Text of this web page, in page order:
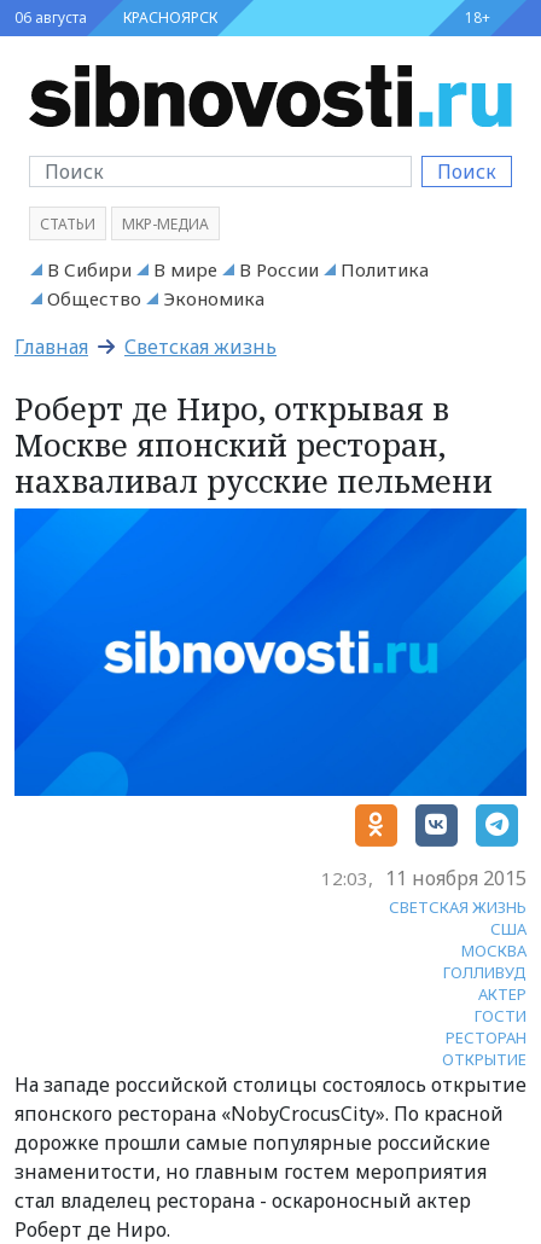
06 августа КРАСНОЯРСК 18+
Поиск
СТАТЬИ МКР-МЕДИА
В Сибири В мире В России
Политика
Общество
Экономика
Главная Светская жизнь
Роберт де Ниро, открывая в
Москве японский ресторан,
нахваливал русские пельмени
12:03, 11 ноября 2015
СВЕТСКАЯ ЖИЗНЬ
США
МОСКВА
ГОЛЛИВУД
АКТЕР
ГОСТИ
РЕСТОРАН
ОТКРЫТИЕ
На западе российской столицы состоялось открытие
японского ресторана «NobyCrocusCity». По красной
дорожке прошли самые популярные российские
знаменитости, но главным гостем мероприятия
стал владелец ресторана - оскароносный актер
Роберт де Ниро.